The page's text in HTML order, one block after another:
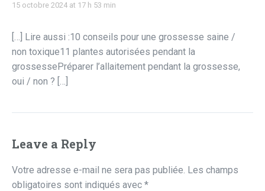
15 octobre 2024 at 17 h 53 min
[…] Lire aussi :10 conseils pour une grossesse saine /
non toxique11 plantes autorisées pendant la
grossessePréparer l’allaitement pendant la grossesse,
oui / non ? […]
Leave a Reply
Votre adresse e-mail ne sera pas publiée. Les champs
obligatoires sont indiqués avec *